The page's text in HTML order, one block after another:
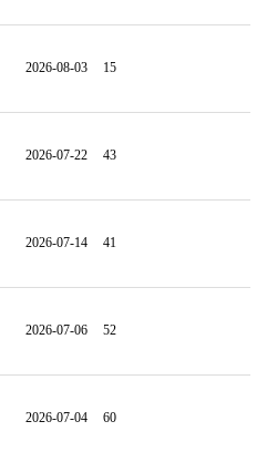
2026-08-03 15
2026-07-22 43
2026-07-14 41
2026-07-06 52
2026-07-04 60